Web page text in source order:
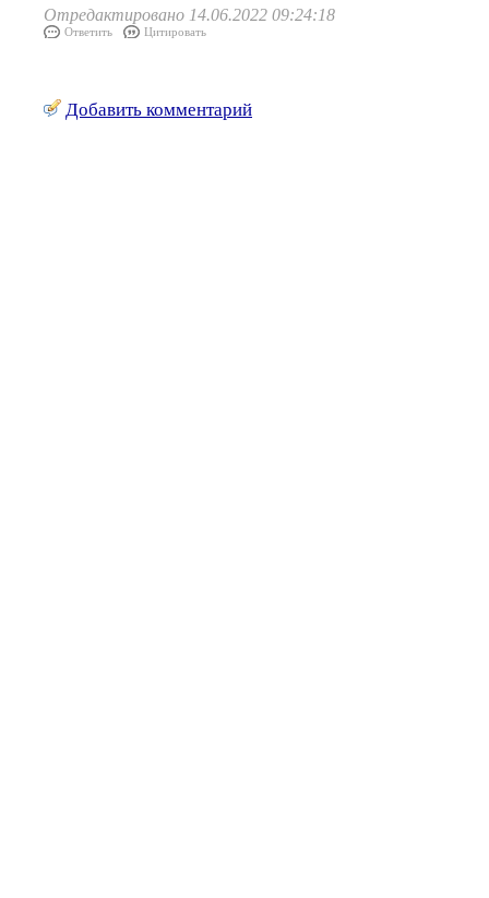
Отредактировано 14.06.2022 09:24:18
Ответить Цитировать
Добавить комментарий